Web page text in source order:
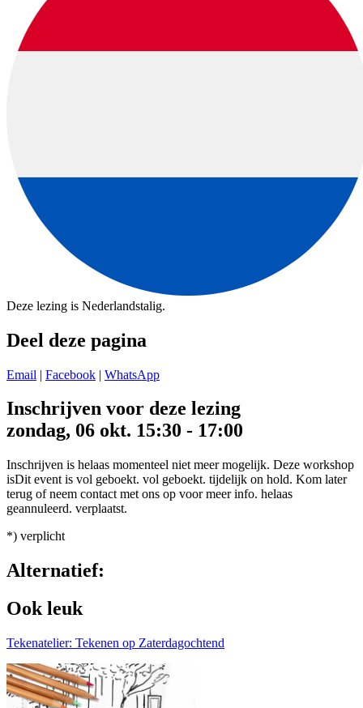
Deze lezing is Nederlandstalig.
Deel deze pagina
Email | Facebook | WhatsApp
Inschrijven voor deze lezing
zondag, 06 okt. 15:30 - 17:00
Inschrijven is helaas momenteel niet meermogelijk. Deze workshop
isDit event is vol geboekt. vol geboekt. tijdelijk on hold. Kom later
terug of neem contact met ons op voor meer info. helaas
geannuleerd. verplaatst.
*) verplicht
Alternatief:
Ook leuk
Tekenatelier: Tekenen op Zaterdagochtend